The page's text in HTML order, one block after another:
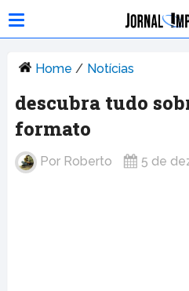
Home / Notícias
descubra tudo
formato
Por Roberto 5 de